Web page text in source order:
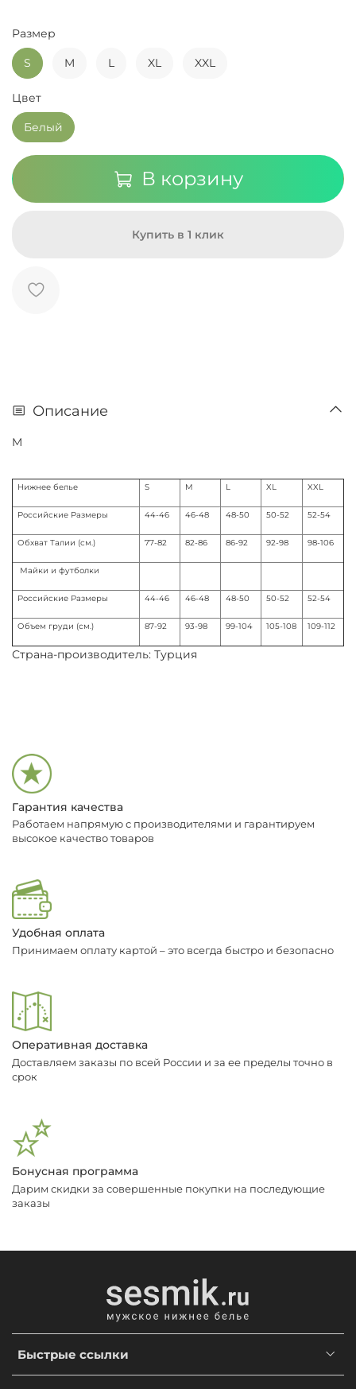
В корзину
Купить в 1 клик
Размер
S M L XL XXL
Цвет
Белый
Описание
M
Нижнее белье S M L XL XXL
Российские Размеры 44-46 46-48 48-50 50-52 52-54
Обхват Талии (см.) 77-82 82-86 86-92 92-98 98-106
Майки и футболки
Российские Размеры 44-46 46-48 48-50 50-52 52-54
Объем груди (см.) 87-92 93-98 99-104 105-108 109-112
Страна-производитель: Турция
Гарантия качества
Работаем напрямую с производителями и гарантируем
высокое качество товаров
Удобная оплата
Принимаем оплату картой – это всегда быстро и безопасно
Оперативная доставка
Доставляем заказы по всей России и за ее пределы точно в
срок
Бонусная программа
Дарим скидки за совершенные покупки на последующие
заказы
Быстрые ссылки